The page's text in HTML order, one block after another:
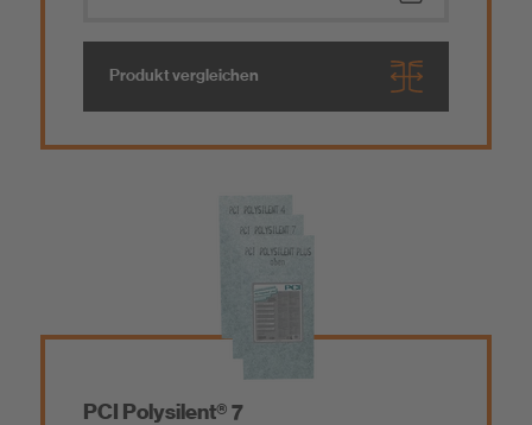
Produkt vergleichen
PCI Polysilent® 7